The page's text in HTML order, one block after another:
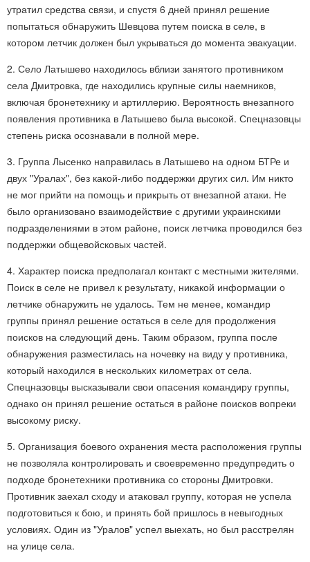
утратил средства связи, и спустя 6 дней принял решение
попытаться обнаружить Шевцова путем поиска в селе, в
котором летчик должен был укрываться до момента эвакуации.
2. Село Латышево находилось вблизи занятого противником
села Дмитровка, где находились крупные силы наемников,
включая бронетехнику и артиллерию. Вероятность внезапного
появления противника в Латышево была высокой. Спецназовцы
степень риска осознавали в полной мере.
3. Группа Лысенко направилась в Латышево на одном БТРе и
двух "Уралах", без какой-либо поддержки других сил. Им никто
не мог прийти на помощь и прикрыть от внезапной атаки. Не
было организовано взаимодействие с другими украинскими
подразделениями в этом районе, поиск летчика проводился без
поддержки общевойсковых частей.
4. Характер поиска предполагал контакт с местными жителями.
Поиск в селе не привел к результату, никакой информации о
летчике обнаружить не удалось. Тем не менее, командир
группы принял решение остаться в селе для продолжения
поисков на следующий день. Таким образом, группа после
обнаружения разместилась на ночевку на виду у противника,
который находился в нескольких километрах от села.
Спецназовцы высказывали свои опасения командиру группы,
однако он принял решение остаться в районе поисков вопреки
высокому риску.
5. Организация боевого охранения места расположения группы
не позволяла контролировать и своевременно предупредить о
подходе бронетехники противника со стороны Дмитровки.
Противник заехал сходу и атаковал группу, которая не успела
подготовиться к бою, и принять бой пришлось в невыгодных
условиях. Один из "Уралов" успел выехать, но был расстрелян
на улице села.